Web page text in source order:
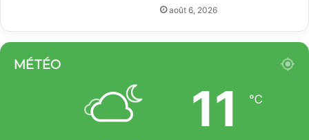
août 6, 2026
MÉTÉO
11 ℃